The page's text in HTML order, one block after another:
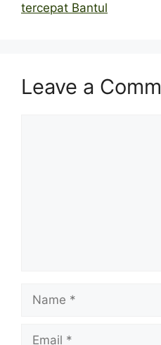
tercepat Bantul
Leave a
Name
Email